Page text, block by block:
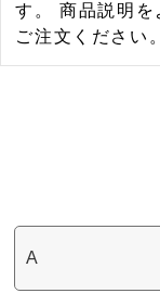
す。 商品説明
ご注文ください。